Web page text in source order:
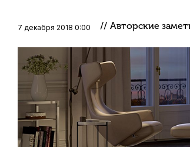
7 декабря 2018 0:00 // Авторские